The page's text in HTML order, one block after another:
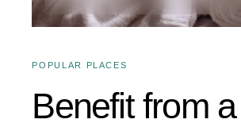
POPULAR PLACES
Benefit from